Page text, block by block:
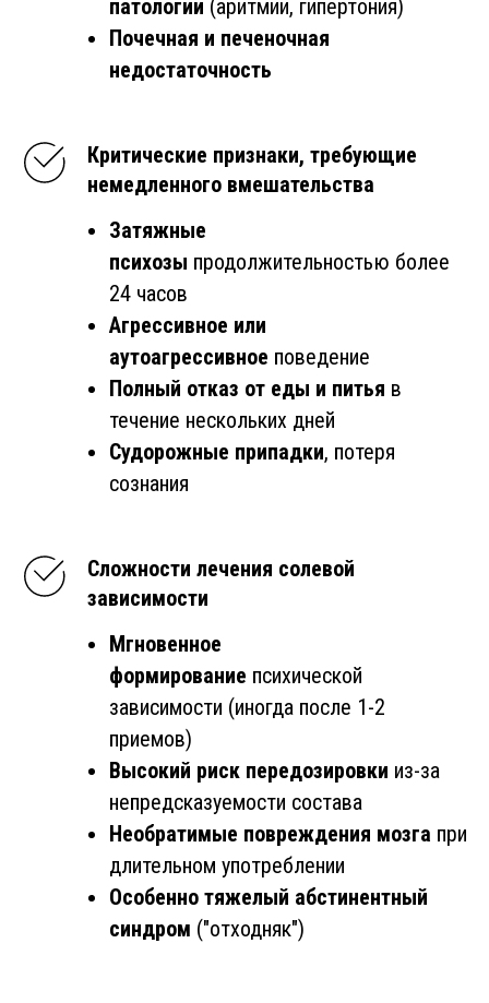
патологии (аритмии, гипертония)
Почечная и печеночная
недостаточность
Критические признаки, требующие
немедленного вмешательства
Затяжные
психозы продолжительностью более
24 часов
Агрессивное или
аутоагрессивное поведение
Полный отказ от еды и питья в
течение нескольких дней
Судорожные припадки, потеря
сознания
Сложности лечения солевой
зависимости
Мгновенное
формирование психической
зависимости (иногда после 1-2
приемов)
Высокий риск передозировки из-за
непредсказуемости состава
Необратимые повреждения мозга при
длительном употреблении
Особенно тяжелый абстинентный
синдром ("отходняк")